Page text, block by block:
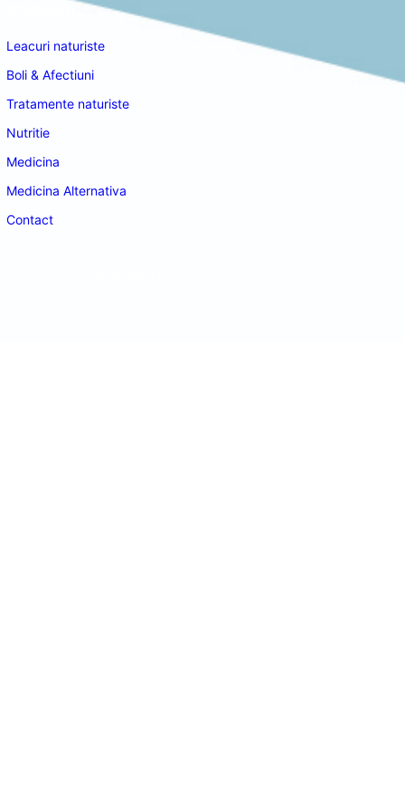
Leacuri naturiste
Boli & Afectiuni
Tratamente naturiste
Nutritie
Medicina
Medicina Alternativa
Contact